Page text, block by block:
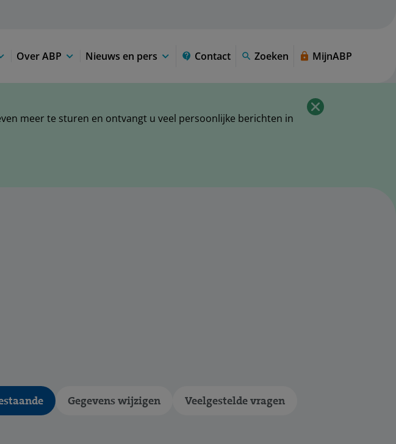
Over ABP Nieuws en pers Contact Zoeken MijnABP
meer te sturen en ontvangt u veel persoonlijke berichten in
Gegevens wijzigen Veelgestelde vragen